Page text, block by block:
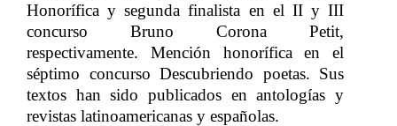
Honorífica y segunda finalista en el II y III
concurso Bruno Corona Petit,
respectivamente. Mención honorífica en el
séptimo concurso Descubriendo poetas. Sus
textos han sido publicados en antologías y
revistas latinoamericanas y españolas.